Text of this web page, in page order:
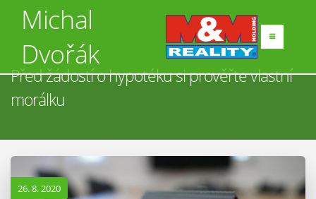
Michal
Dvořák
Před žádostí o hypotéku si prověřte vlastní
morálku
26. 8. 2020